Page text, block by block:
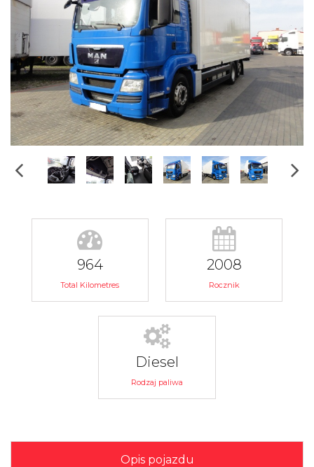
964
Total Kilometres
2008
Rocznik
Diesel
Rodzaj paliwa
Opis pojazdu